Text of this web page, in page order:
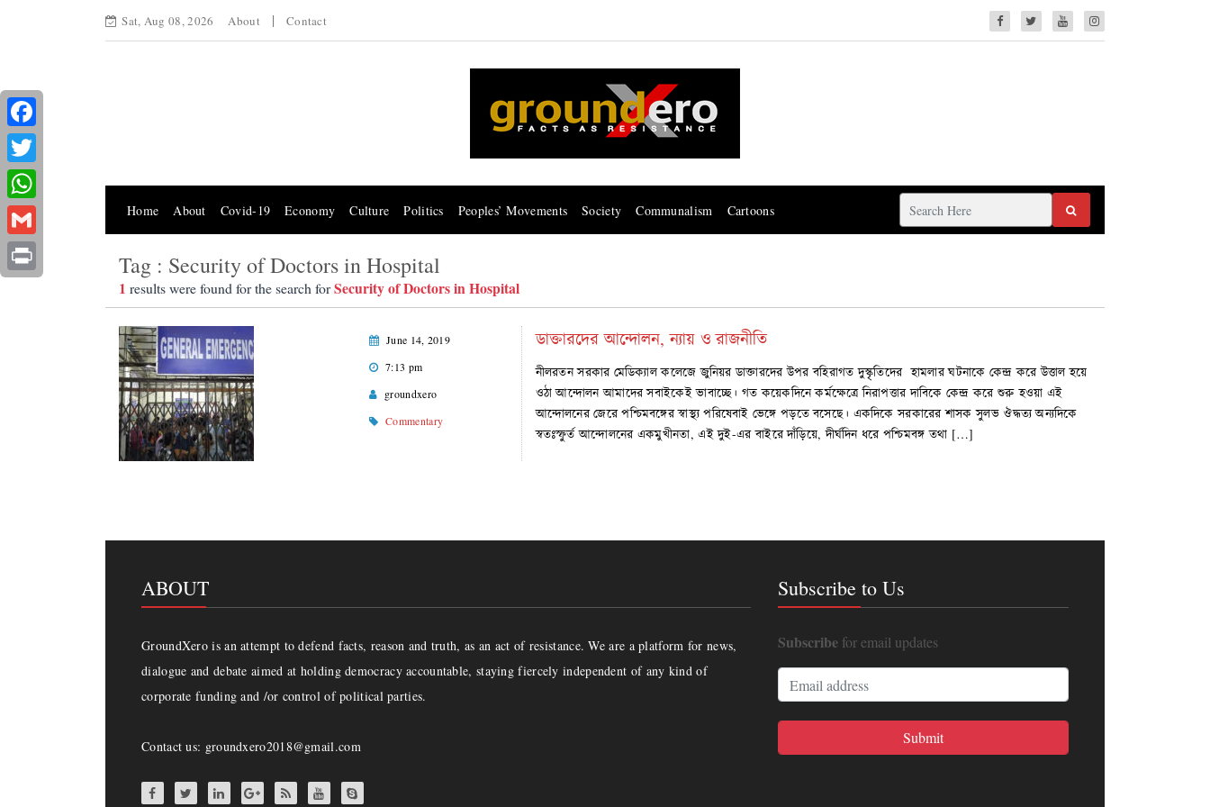
Sat, Aug 08, 2026 About Contact
Home About Covid-19 Economy Culture Politics Peoples’ Movements Society Communalism Cartoons
Tag : Security of Doctors in Hospital
1 results were found for the search forSecurity of Doctors in Hospital
June 14, 2019
7:13 pm
groundxero
Commentary
ডাক্তারদের আন্দোলন, ন্যায় ও রাজনীতি
নীলরতন সরকার মেডিক্যাল কলেজে জুনিয়র ডাক্তারদের উপর বহিরাগত দুস্কৃতিদের হামলার ঘটনাকে কেন্দ্র করে উত্তাল হয়ে
ওঠা আন্দোলন আমাদের সবাইকেই ভাবাচ্ছে। গত কয়েকদিনে কর্মক্ষেত্রে নিরাপত্তার দাবিকে কেন্দ্র করে শুরু হওয়া এই
আন্দোলনের জেরে পশ্চিমবঙ্গের স্বাস্থ্য পরিষেবাই ভেঙ্গে পড়তে বসেছে। একদিকে সরকারের শাসক সুলভ ঔদ্ধত্য অন্যদিকে
স্বতঃস্ফুর্ত আন্দোলনের একমুখীনতা, এই দুই-এর বাইরে দাঁড়িয়ে, দীর্ঘদিন ধরে পশ্চিমবঙ্গ তথা […]
ABOUT
GroundXero is an attempt to defend facts, reason and truth, as an act of resistance. We are a platform for news,
dialogue and debate aimed at holding democracy accountable, staying fiercely independent of any kind of
corporate funding and /or control of political parties.
Contact us: groundxero2018@gmail.com
Subscribe to Us
Subscribefor email updates
Facebook
Twitter
WhatsApp
Gmail